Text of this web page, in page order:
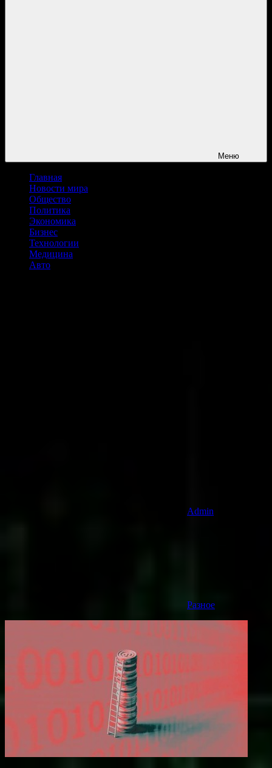
Меню
Главная
Новости мира
Общество
Политика
Экономика
Бизнес
Технологии
Медицина
Авто
Admin
Разное